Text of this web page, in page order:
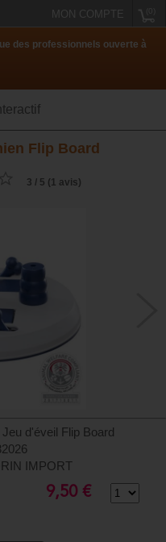
MON COMPTE
des professionnels ouverte à
Flip Board
3 / 5 (1 avis)
d'éveil Flip Board
IMPORT
9,50 €